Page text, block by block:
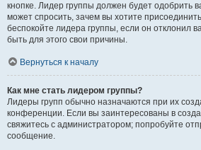
кнопке. Лидер группы должен будет одобрить
может спросить, зачем вы хотите
беспокойте лидера группы, если он отклонил
быть для этого свои причины.
Вернуться к началу
Как мне стать лидером группы?
Лидеры групп обычно назначаются при их
конференции. Если вы заинтересованы в
свяжитесь с администратором; попробуйте
сообщение.